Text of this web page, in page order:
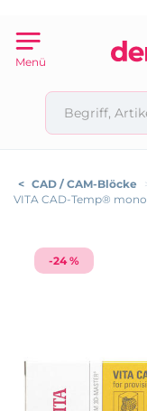
Menü
< CAD / CAM-Blöcke
VITA CAD-Temp®
-24 %